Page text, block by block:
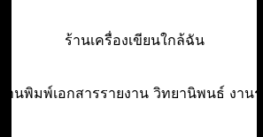
ร้านเครื่องเขียนใกล้ฉัน
านพิมพ์เอกสารรายงาน วิทยานิพนธ์ งานรา